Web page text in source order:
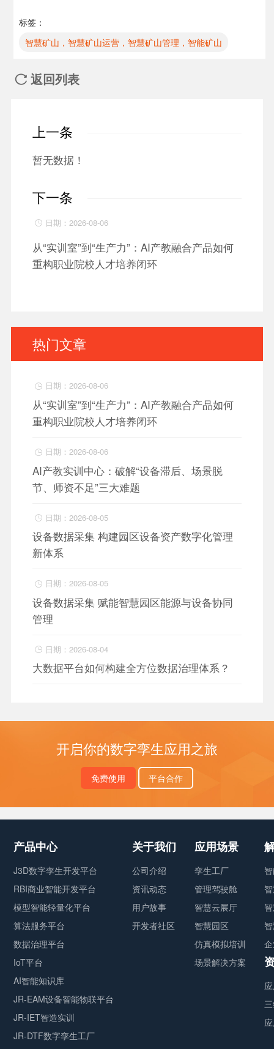
标签：
智慧矿山，智慧矿山运营，智慧矿山管理，智能矿山
 返回列表
上一条
暂无数据！
下一条
 日期：2026-08-06
从“实训室”到“生产力”：AI产教融合产品如何
重构职业院校人才培养闭环
热门文章
 日期：2026-08-06
从“实训室”到“生产力”：AI产教融合产品如何
重构职业院校人才培养闭环
 日期：2026-08-06
AI产教实训中心：破解“设备滞后、场景脱
节、师资不足”三大难题
 日期：2026-08-05
设备数据采集 构建园区设备资产数字化管理
新体系
 日期：2026-08-05
设备数据采集 赋能智慧园区能源与设备协同
管理
 日期：2026-08-04
大数据平台如何构建全方位数据治理体系？
开启你的数字孪生应用之旅
免费使用 平台合作
产品中心
J3D数字孪生开发平台
RBI商业智能开发平台
模型智能轻量化平台
算法服务平台
数据治理平台
IoT平台
AI智能知识库
JR-EAM设备智能物联平台
JR-IET智造实训
JR-DTF数字孪生工厂
关于我们
公司介绍
资讯动态
用户故事
开发者社区
应用场景
孪生工厂
管理驾驶舱
智慧云展厅
智慧园区
仿真模拟培训
场景解决方案